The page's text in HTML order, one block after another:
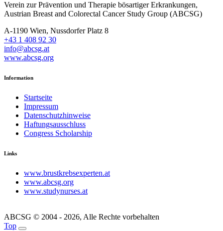
Verein zur Prävention und Therapie bösartiger Erkrankungen,
Austrian Breast and Colorectal Cancer Study Group (ABCSG)
A-1190 Wien, Nussdorfer Platz 8
+43 1 408 92 30
info@abcsg.at
www.abcsg.org
Information
Startseite
Impressum
Datenschutzhinweise
Haftungsausschluss
Congress Scholarship
Links
www.brustkrebsexperten.at
www.abcsg.org
www.studynurses.at
ABCSG © 2004 - 2026, Alle Rechte vorbehalten
Top